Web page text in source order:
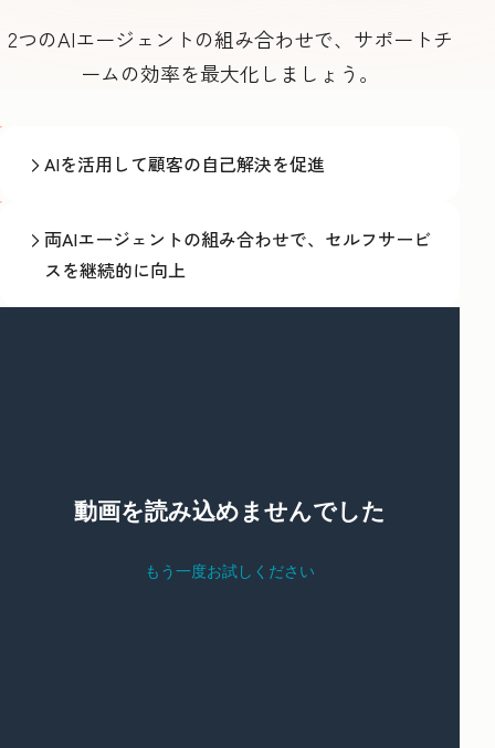
2つのAIエージェントの組み合わせで、サポートチ
ームの効率を最大化しましょう。
AIを活用して顧客の自己解決を促進
両AIエージェントの組み合わせで、セルフサービ
スを継続的に向上